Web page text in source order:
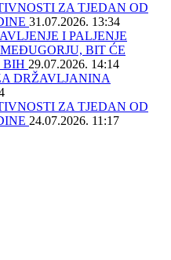
ZA TJEDAN OD
31.07.2026. 13:34
I PALJENJE
BIT ĆE
BIH 29.07.2026. 14:14
DRŽAVLJANINA
ZA TJEDAN OD
24.07.2026. 11:17